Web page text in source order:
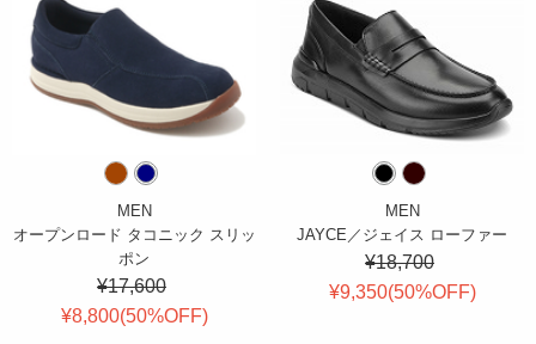
MEN
オープンロード タコニック スリッ
ポン
¥17,600
¥8,800(50%OFF)
MEN
JAYCE／ジェイス ローファー
¥18,700
¥9,350(50%OFF)